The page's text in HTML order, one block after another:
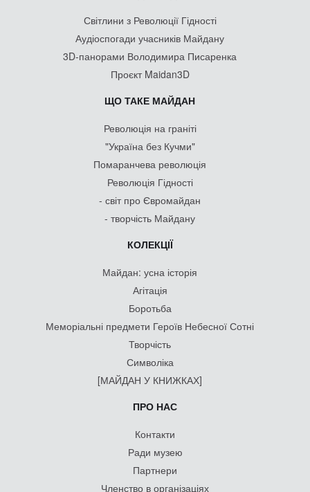
Світлини з Революції Гідності
Аудіоспогади учасників Майдану
3D-панорами Володимира Писаренка
Проєкт Maidan3D
ЩО ТАКЕ МАЙДАН
Революція на граніті
"Україна без Кучми"
Помаранчева революція
Революція Гідності
- світ про Євромайдан
- творчість Майдану
КОЛЕКЦІЇ
Майдан: усна історія
Агітація
Боротьба
Меморіальні предмети Героїв Небесної Сотні
Творчість
Символіка
[МАЙДАН У КНИЖКАХ]
ПРО НАС
Контакти
Ради музею
Партнери
Членство в організаціях